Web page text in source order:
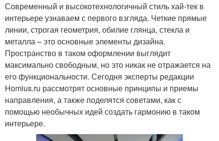
Современный и высокотехнологичный стиль хай-тек в
интерьере узнаваем с первого взгляда. Четкие прямые
линии, строгая геометрия, обилие глянца, стекла и
металла – это основные элементы дизайна.
Пространство в таком оформлении выглядит
максимально свободным, но это никак не отражается на
его функциональности. Сегодня эксперты редакции
Homius.ru рассмотрят основные принципы и приемы
направления, а также поделятся советами, как с
помощью необычных идей создать гармонию в таком
интерьере.